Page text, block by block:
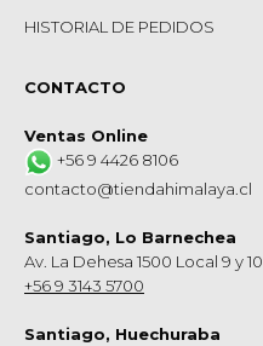
HISTORIAL DE PEDIDOS
CONTACTO
Ventas Online
+56 9 4426 8106
contacto@tiendahimalaya.cl
Santiago, Lo Barnechea
Av. La Dehesa 1500 Local 9 y 10
+56 9 3143 5700
Santiago, Huechuraba